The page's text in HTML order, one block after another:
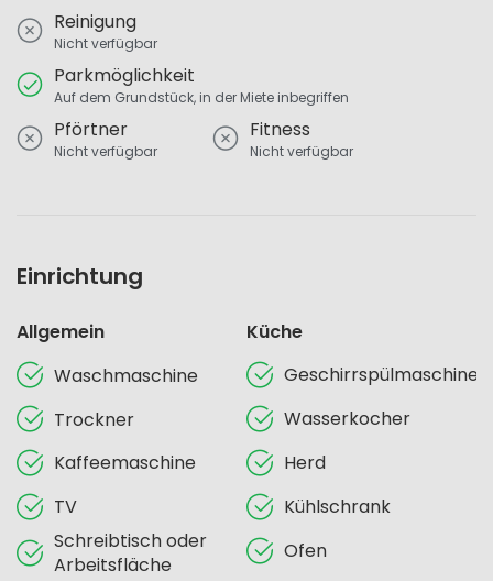
Reinigung
Nicht verfügbar
Parkmöglichkeit
Auf dem Grundstück, in der Miete inbegriffen
Pförtner
Nicht verfügbar
Fitness
Nicht verfügbar
Einrichtung
Allgemein
Waschmaschine
Trockner
Kaffeemaschine
TV
Schreibtisch oder
Arbeitsfläche
Küche
Geschirrspülmaschine
Wasserkocher
Herd
Kühlschrank
Ofen